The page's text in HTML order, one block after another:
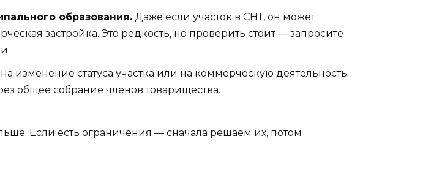
образования. Даже если участок в СНТ, он может
застройка. Это редкость, но проверить стоит — запросите
изменение статуса участка или на коммерческую деятельность.
общее собрание членов товарищества.
Если есть ограничения — сначала решаем их, потом